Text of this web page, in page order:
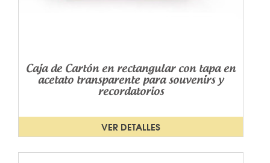
Caja de Cartón en rectangular con tapa en
acetato transparente para souvenirs y
recordatorios
VER DETALLES